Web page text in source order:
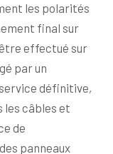
les polarités
final sur
effectué sur
par un
définitive,
les câbles et
de
panneaux